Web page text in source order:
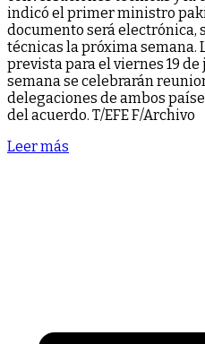
indicó el primer ministro
documento será electrónica,
técnicas la próxima semana.
prevista para el viernes 19
semana se celebrarán
delegaciones de ambos
del acuerdo. T/EFE F/Archivo
Leer más